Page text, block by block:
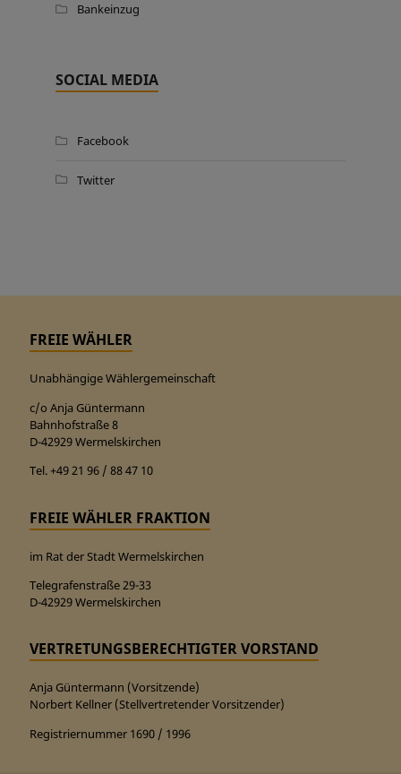
Bankeinzug
SOCIAL MEDIA
Facebook
Twitter
FREIE WÄHLER
Unabhängige Wählergemeinschaft
c/o Anja Güntermann
Bahnhofstraße 8
D-42929 Wermelskirchen
Tel. +49 21 96 / 88 47 10
FREIE WÄHLER FRAKTION
im Rat der Stadt Wermelskirchen
Telegrafenstraße 29-33
D-42929 Wermelskirchen
VERTRETUNGSBERECHTIGTER VORSTAND
Anja Güntermann (Vorsitzende)
Norbert Kellner (Stellvertretender Vorsitzender)
Registriernummer 1690 / 1996